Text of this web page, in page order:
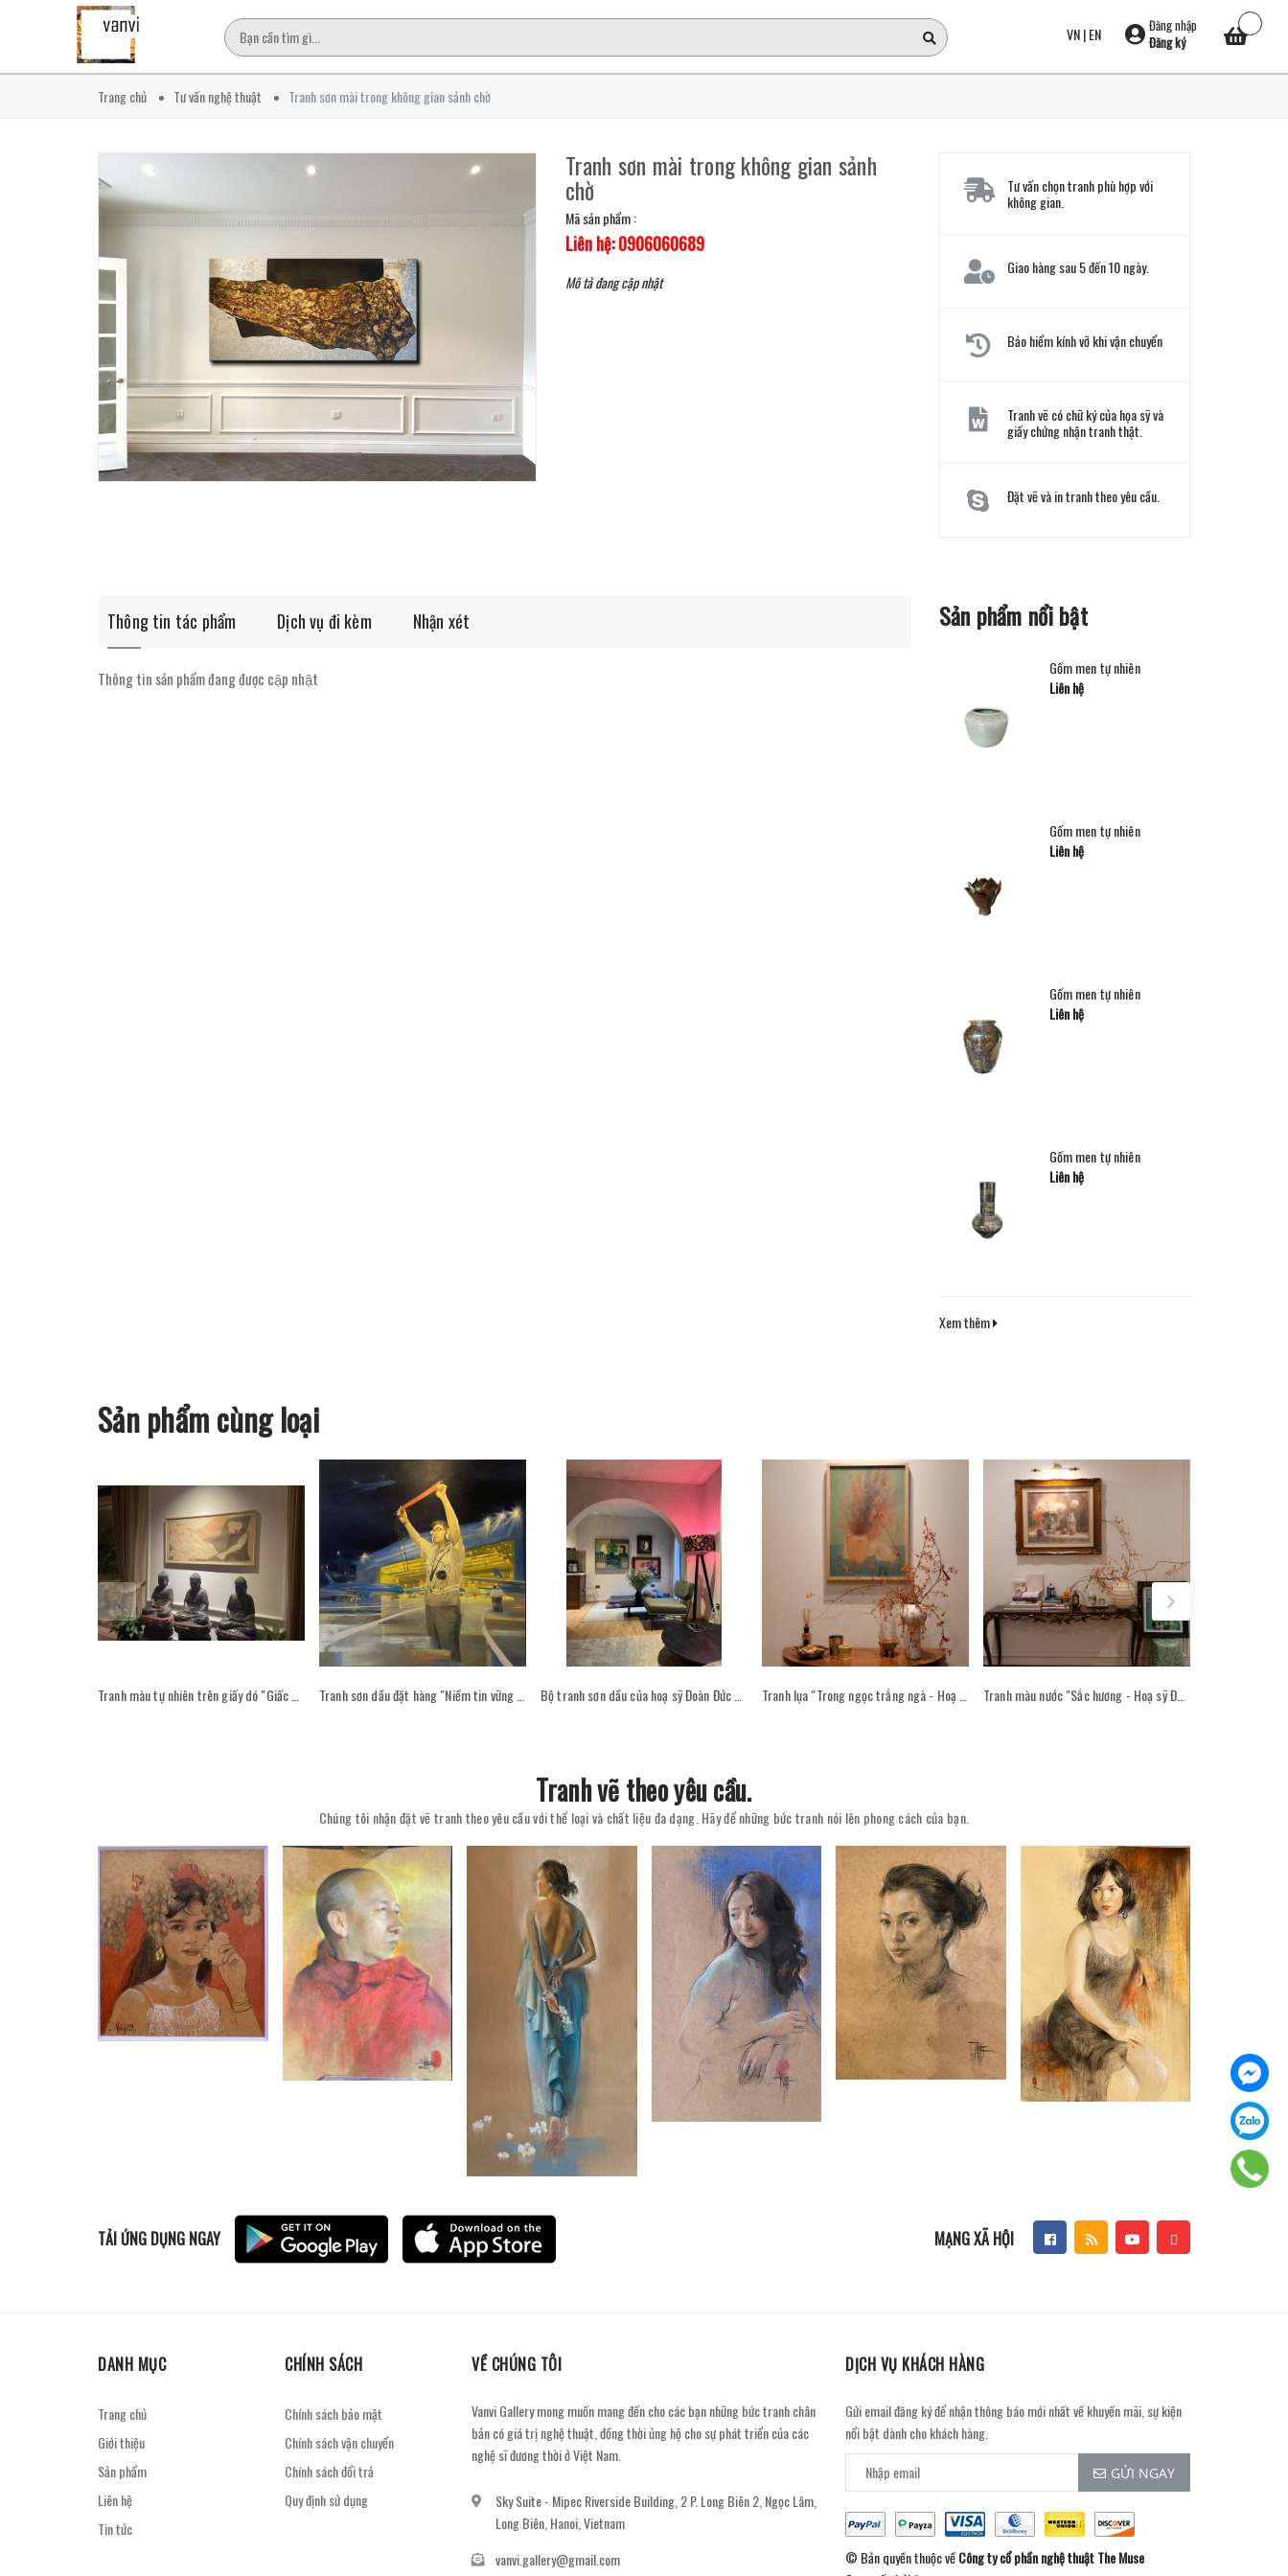
VN|EN
Đăng nhập
Đăng ký
Trang chủ Tư vấn nghệ thuật Tranh sơn mài trong không gian sảnh chờ
Tranh sơn mài trong không gian sảnh
chờ
Mã sản phẩm :
Liên hệ: 0906060689
Mô tả đang cập nhật
Tư vấn chọn tranh phù hợp với
không gian.
Giao hàng sau 5 đến 10 ngày.
Bảo hiểm kính vỡ khi vận chuyển
Tranh vẽ có chữ ký của họa sỹ và
giấy chứng nhận tranh thật.
Đặt vẽ và in tranh theo yêu cầu.
Thông tin tác phẩm Dịch vụ đi kèm Nhận xét
Thông tin sản phẩm đang được cập nhật
Sản phẩm nổi bật
Gốm men tự nhiên
Liên hệ
Gốm men tự nhiên
Liên hệ
Gốm men tự nhiên
Liên hệ
Gốm men tự nhiên
Liên hệ
Xem thêm
Sản phẩm cùng loại
Tranh vẽ theo yêu cầu.
Chúng tôi nhận đặt vẽ tranh theo yêu cầu với thể loại và chất liệu đa dạng. Hãy để những bức tranh nói lên phong cách của bạn.
TẢI ỨNG DỤNG NGAY MẠNG XÃ HỘI
DANH MỤC
Trang chủ
Giới thiệu
Sản phẩm
Liên hệ
Tin tức
CHÍNH SÁCH
Chính sách bảo mật
Chính sách vận chuyển
Chính sách đổi trả
Quy định sử dụng
VỀ CHÚNG TÔI
Vanvi Gallery mong muốn mang đến cho các bạn những bức tranh chân
bản có giá trị nghệ thuật, đồng thời ủng hộ cho sự phát triển của các
nghệ sĩ đương thời ở Việt Nam.
Sky Suite - Mipec Riverside Building, 2 P. Long Biên 2, Ngọc Lâm,
Long Biên, Hanoi, Vietnam
vanvi.gallery@gmail.com
DỊCH VỤ KHÁCH HÀNG
Gửi email đăng ký để nhận thông báo mới nhất về khuyến mãi, sự kiện
nổi bật dành cho khách hàng.
GỬI NGAY
© Bản quyền thuộc vềCông ty cổ phần nghệ thuật The Muse